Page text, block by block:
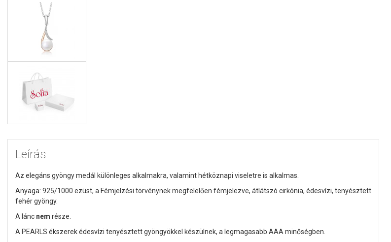
Leírás
Az elegáns gyöngy medál különleges alkalmakra, valamint hétköznapi viseletre is alkalmas.
Anyaga: 925/1000 ezüst, a Fémjelzési törvénynek megfelelően fémjelezve, átlátszó cirkónia, édesvízi, tenyésztett
fehér gyöngy.
A lánc nem része.
A PEARLS ékszerek édesvízi tenyésztett gyöngyökkel készülnek, a legmagasabb AAA minőségben.